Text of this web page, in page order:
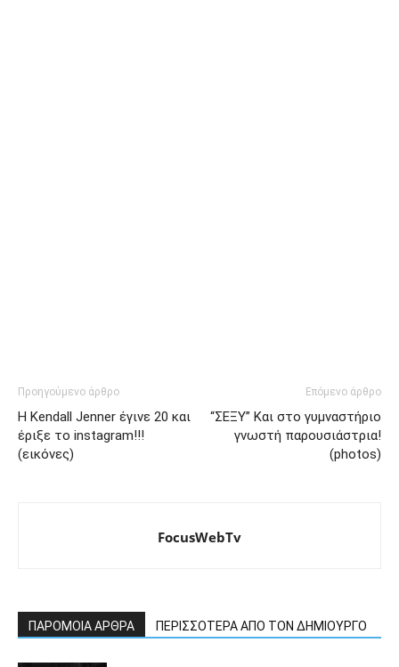
Προηγούμενο άρθρο
Η Kendall Jenner έγινε 20 και
έριξε το instagram!!!
(εικόνες)
Επόμενο άρθρο
“ΣΕΞΥ” Και στο γυμναστήριο
γνωστή παρουσιάστρια!
(photos)
FocusWebTv
ΠΑΡΟΜΟΙΑ ΑΡΘΡΑ ΠΕΡΙΣΣΟΤΕΡΑ ΑΠΟ ΤΟΝ ΔΗΜΙΟΥΡΓΟ